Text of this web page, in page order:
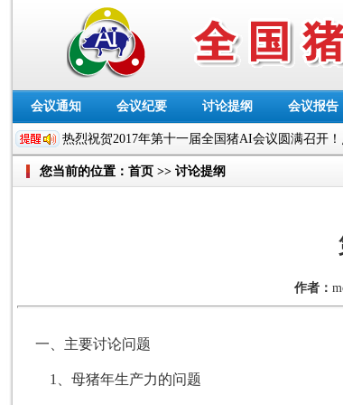
会议通知 会议纪要 讨论提纲 会议报告
热烈祝贺2017年第十一届全国猪AI会议圆满召开
您当前的位置： 首页 >> 讨论提纲
作者：
一、主要讨论问题
1、母猪年生产力的问题